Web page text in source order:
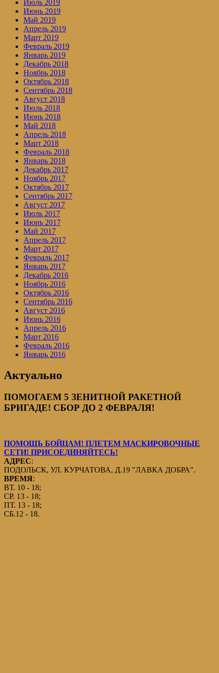
Июль 2019
Июнь 2019
Май 2019
Апрель 2019
Март 2019
Февраль 2019
Январь 2019
Декабрь 2018
Ноябрь 2018
Октябрь 2018
Сентябрь 2018
Август 2018
Июль 2018
Июнь 2018
Май 2018
Апрель 2018
Март 2018
Февраль 2018
Январь 2018
Декабрь 2017
Ноябрь 2017
Октябрь 2017
Сентябрь 2017
Август 2017
Июль 2017
Июнь 2017
Май 2017
Апрель 2017
Март 2017
Февраль 2017
Январь 2017
Декабрь 2016
Ноябрь 2016
Октябрь 2016
Сентябрь 2016
Август 2016
Июнь 2016
Апрель 2016
Март 2016
Февраль 2016
Январь 2016
Актуально
ПОМОГАЕМ 5 ЗЕНИТНОЙ РАКЕТНОЙ
БРИГАДЕ! СБОР ДО 2 ФЕВРАЛЯ!
ПОМОЩЬ БОЙЦАМ! ПЛЕТЕМ МАСКИРОВОЧНЫЕ
СЕТИ! ПРИСОЕДИНЯЙТЕСЬ!
АДРЕС:
ПОДОЛЬСК, УЛ. КУРЧАТОВА, Д.19 "ЛАВКА ДОБРА".
ВРЕМЯ:
ВТ. 10 - 18;
СР. 13 - 18;
ПТ. 13 - 18;
СБ.12 - 18.